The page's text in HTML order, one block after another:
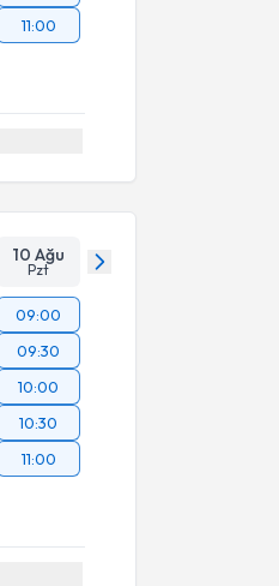
11:00
10 Ağu
Pzt
09:00
09:30
10:00
10:30
11:00